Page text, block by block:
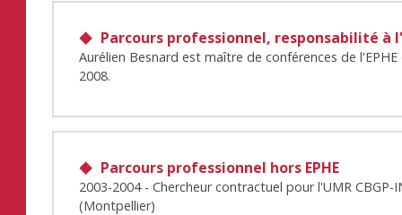
Parcours professionnel, responsabilité à
Aurélien Besnard est maître de conférences de
2008.
Parcours professionnel hors EPHE
2003-2004 - Chercheur contractuel pour l'UMR CBGP-
(Montpellier)